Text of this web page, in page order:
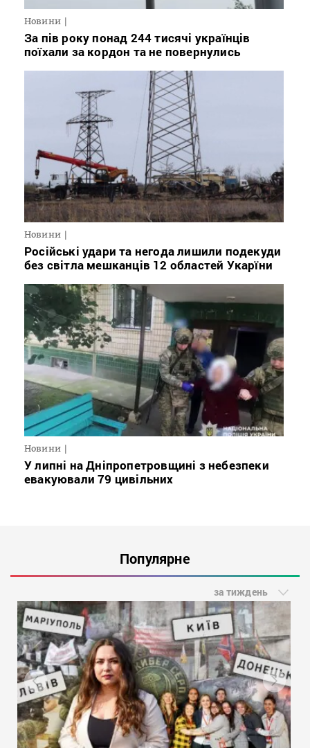
Новини
За пів року понад 244 тисячі українців
поїхали за кордон та не повернулись
Новини
Російські удари та негода лишили подекуди
без світла мешканців 12 областей Укарїни
Новини
У липні на Дніпропетровщині з небезпеки
евакуювали 79 цивільних
Популярне
за тиждень